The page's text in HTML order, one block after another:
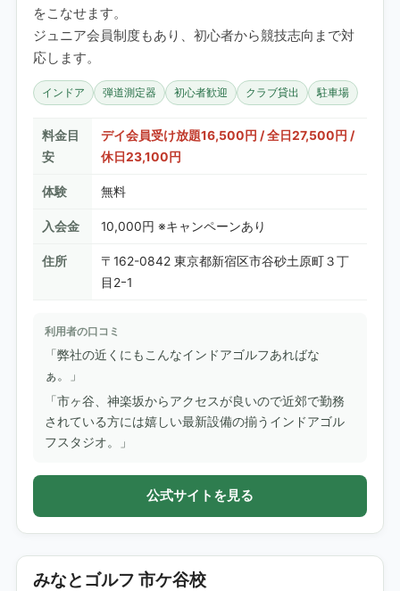
をこなせます。
ジュニア会員制度もあり、初心者から競技志向まで対
応します。
インドア 弾道測定器 初心者歓迎 クラブ貸出 駐車場
料金目
安
デイ会員受け放題16,500円 / 全日27,500円 /
休日23,100円
体験 無料
入会金 10,000円 ※キャンペーンあり
住所
〒162-0842 東京都新宿区市谷砂土原町３丁
目2ｰ1
利用者の口コミ
「弊社の近くにもこんなインドアゴルフあればな
ぁ。」
「市ヶ谷、神楽坂からアクセスが良いので近郊で勤務
されている方には嬉しい最新設備の揃うインドアゴル
フスタジオ。」
公式サイトを見る
みなとゴルフ 市ケ谷校